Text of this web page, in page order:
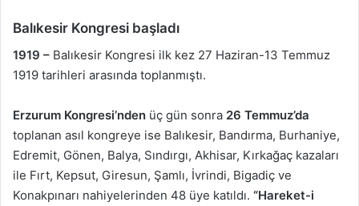
Balıkesir Kongresi başladı
1919 – Balıkesir Kongresi ilk kez 27 Haziran-13 Temmuz
1919 tarihleri arasında toplanmıştı.
Erzurum Kongresi’nden üç gün sonra 26 Temmuz’da
toplanan asıl kongreye ise Balıkesir, Bandırma, Burhaniye,
Edremit, Gönen, Balya, Sındırgı, Akhisar, Kırkağaç kazaları
ile Fırt, Kepsut, Giresun, Şamlı, İvrindi, Bigadiç ve
Konakpınarı nahiyelerinden 48 üye katıldı. “Hareket-i